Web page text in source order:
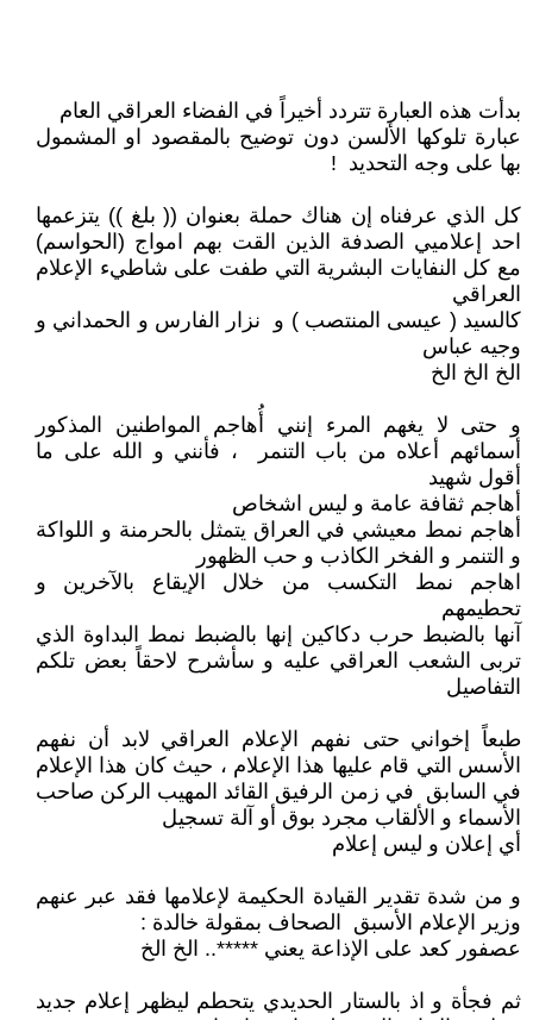
بدأت هذه العبارة تتردد أخيراً في الفضاء العراقي العام
عبارة تلوكها الألسن دون توضيح بالمقصود او المشمول
بها على وجه التحديد !
كل الذي عرفناه إن هناك حملة بعنوان (( بلغ )) يتزعمها
احد إعلاميي الصدفة الذين القت بهم امواج (الحواسم)
مع كل النفايات البشرية التي طفت على شاطيء الإعلام
العراقي
كالسيد ( عيسى المنتصب ) و نزار الفارس و الحمداني و
وجيه عباس
الخ الخ الخ
و حتى لا يغهم المرء إنني أُهاجم المواطنين المذكور
أسمائهم أعلاه من باب التنمر ، فأنني و الله على ما
أقول شهيد
أهاجم ثقافة عامة و ليس اشخاص
أهاجم نمط معيشي في العراق يتمثل بالحرمنة و اللواكة
و التنمر و الفخر الكاذب و حب الظهور
اهاجم نمط التكسب من خلال الإيقاع بالآخرين و
تحطيمهم
آنها بالضبط حرب دكاكين إنها بالضبط نمط البداوة الذي
تربى الشعب العراقي عليه و سأشرح لاحقاً بعض تلكم
التفاصيل
طبعاً إخواني حتى نفهم الإعلام العراقي لابد أن نفهم
الأسس التي قام عليها هذا الإعلام ، حيث كان هذا الإعلام
في السابق في زمن الرفيق القائد المهيب الركن صاحب
الأسماء و الألقاب مجرد بوق أو آلة تسجيل
أي إعلان و ليس إعلام
و من شدة تقدير القيادة الحكيمة لإعلامها فقد عبر عنهم
وزير الإعلام الأسبق الصحاف بمقولة خالدة :
عصفور كعد على الإذاعة يعني *****.. الخ الخ
ثم فجأة و اذ بالستار الحديدي يتحطم ليظهر إعلام جديد